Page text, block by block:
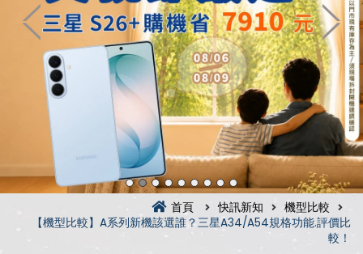
首頁 快訊新知
機型比較
【機型比較】A系列新機該選誰？三星A34/A54規格功能.評價比
較！